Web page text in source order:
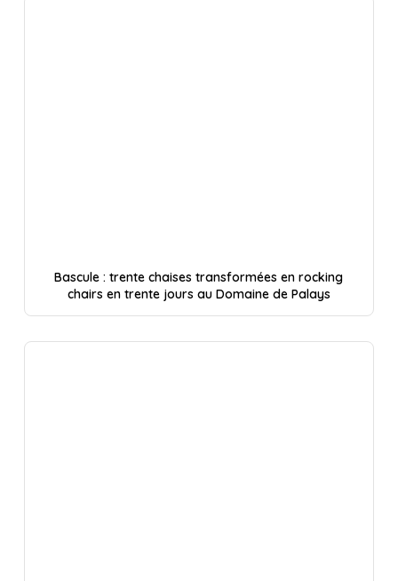
Bascule : trente chaises transformées en rocking
chairs en trente jours au Domaine de Palays